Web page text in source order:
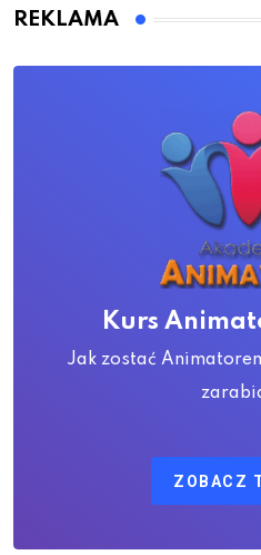
REKLAMA
Kurs
Jak zostać
ZOBACZ